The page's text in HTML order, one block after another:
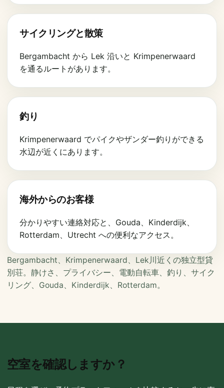
サイクリングと散策
Bergambacht から Lek 沿いと Krimpenerwaard
を通るルートがあります。
釣り
Krimpenerwaard でパイクやザンダー釣りができる
水辺が近くにあります。
海外からのお客様
分かりやすい連絡対応と、Gouda、Kinderdijk、
Rotterdam、Utrecht への便利なアクセス。
Bergambacht、Krimpenerwaard、Lek川近くの独立型貸
別荘。静けさ、プライバシー、電動自転車、釣り、サイク
リング、Gouda、Kinderdijk、Rotterdam。
空室を確認しますか？